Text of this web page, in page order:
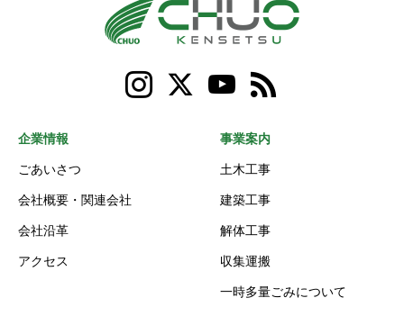
企業情報
ごあいさつ
会社概要・関連会社
会社沿革
アクセス
事業案内
土木工事
建築工事
解体工事
収集運搬
一時多量ごみについて